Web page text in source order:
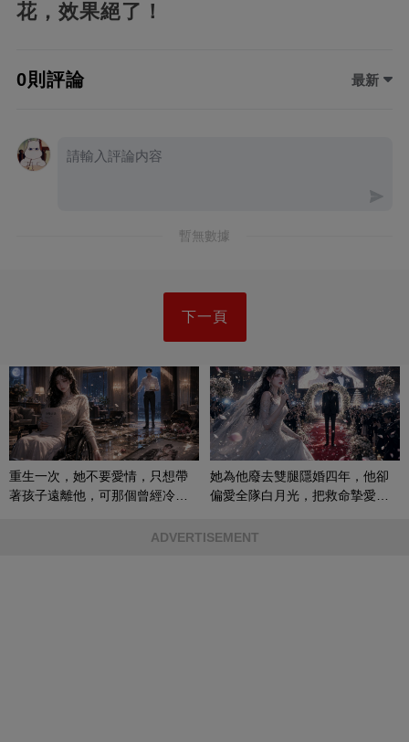
花，效果絕了！
0則評論 最新
暫無數據
下一頁
重生一次，她不要愛情，只想帶
著孩子遠離他，可那個曾經冷漠
她為他廢去雙腿隱婚四年，他卻
偏愛全隊白月光，把救命摯愛當
ADVERTISEMENT